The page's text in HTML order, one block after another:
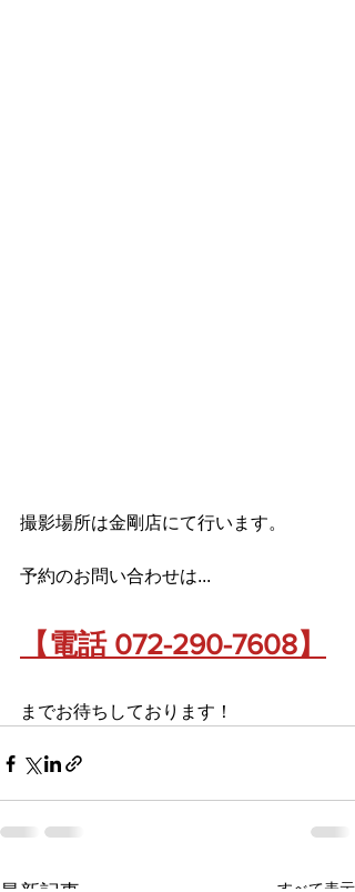
撮影場所は金剛店にて行います。
予約のお問い合わせは...
【電話 072-290-7608】
までお待ちしております！